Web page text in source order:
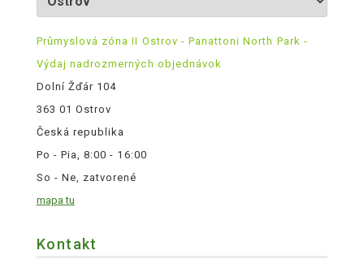
Průmyslová zóna II Ostrov - Panattoni North Park -
Výdaj nadrozmerných objednávok
Dolní Žďár 104
363 01 Ostrov
Česká republika
Po - Pia, 8:00 - 16:00
So - Ne, zatvorené
mapa tu
Kontakt